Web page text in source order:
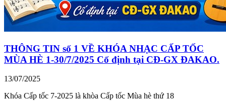
THÔNG TIN số 1 VỀ KHÓA NHẠC CẤP TỐC
MÙA HÈ 1-30/7/2025 Cố định tại CĐ-GX ĐAKAO.
13/07/2025
Khóa Cấp tốc 7-2025 là khòa Cấp tốc Mùa hè thứ 18